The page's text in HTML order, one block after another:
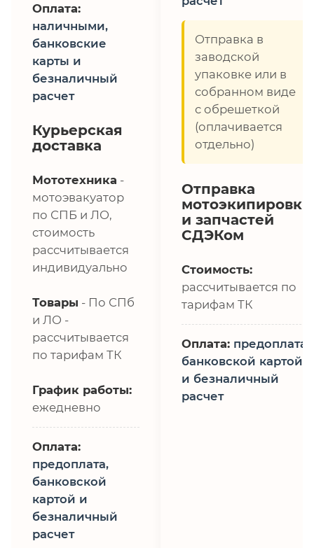
Оплата:
наличными,
банковские
карты и
безналичный
расчет
Курьерская
доставка
Мототехника -
мотоэвакуатор
по СПБ и ЛО,
стоимость
рассчитывается
индивидуально
Товары - По СПб
и ЛО -
рассчитывается
по тарифам ТК
График работы:
ежедневно
Оплата:
предоплата,
банковской
картой и
безналичный
расчет
Отправка в
заводской
упаковке или в
собранном виде
с обрешеткой
(оплачивается
отдельно)
Отправка
мотоэкипировки
и запчастей
СДЭКом
Стоимость:
рассчитывается по
тарифам ТК
Оплата: предоплата,
банковской картой
и безналичный
расчет